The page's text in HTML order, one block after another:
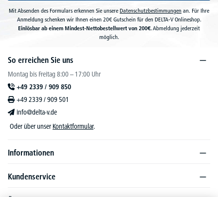
Mit Absenden des Formulars erkennen Sie unsere Datenschutzbestimmungen an. Für Ihre
Anmeldung schenken wir Ihnen einen 20€ Gutschein für den DELTA-V Onlineshop.
Einlösbar ab einem Mindest-Nettobestellwert von 200€.Abmeldung jederzeit
möglich.
So erreichen Sie uns
Montag bis Freitag 8:00 – 17:00 Uhr
+49 2339 / 909 850
+49 2339 / 909 501
info@delta-v.de
Oder über unser Kontaktformular.
Informationen
Kundenservice